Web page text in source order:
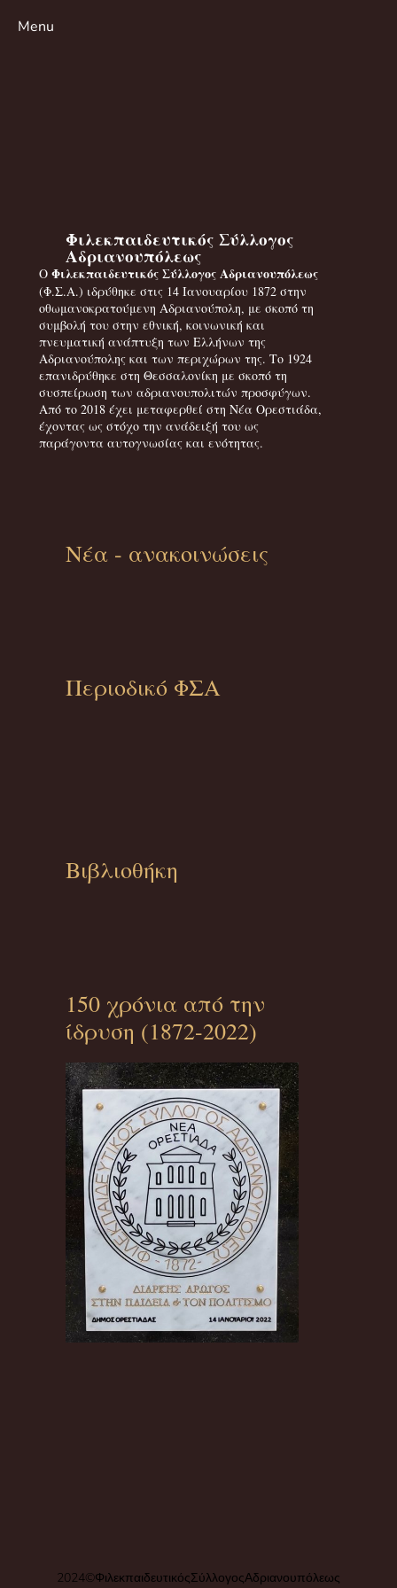
Menu
Φιλεκπαιδευτικός Σύλλογος
Αδριανουπόλεως
Ο Φιλεκπαιδευτικός Σύλλογος Αδριανουπόλεως
(Φ.Σ.Α.) ιδρύθηκε στις 14 Ιανουαρίου 1872 στην
οθωμανοκρατούμενη Αδριανούπολη, με σκοπό τη
συμβολή του στην εθνική, κοινωνική και
πνευματική ανάπτυξη των Ελλήνων της
Αδριανούπολης και των περιχώρων της. Το 1924
επανιδρύθηκε στη Θεσσαλονίκη με σκοπό τη
συσπείρωση των αδριανουπολιτών προσφύγων.
Από το 2018 έχει μεταφερθεί στη Νέα Ορεστιάδα,
έχοντας ως στόχο την ανάδειξή του ως
παράγοντα αυτογνωσίας και ενότητας.
Νέα - ανακοινώσεις
Περιοδικό ΦΣΑ
Βιβλιοθήκη
150 χρόνια από την
ίδρυση (1872-2022)
2024 © Φιλεκπαιδευτικός Σύλλογος Αδριανουπόλεως